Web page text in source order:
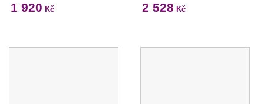
1 920 Kč 2 528 Kč